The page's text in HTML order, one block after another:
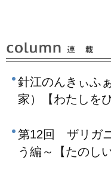
針江のんきぃふ
家）【わたしを
第12回 ザリガ
う編～【たのし